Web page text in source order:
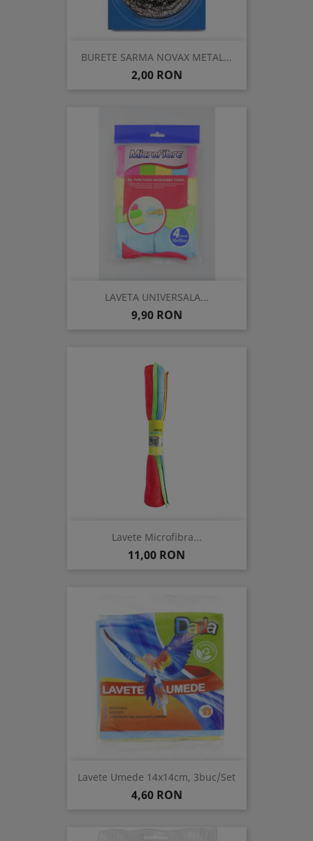
BURETE SARMA NOVAX METAL...
Pret
2,00 RON
LAVETA UNIVERSALA...
Pret
9,90 RON
Lavete Microfibra...
Pret
11,00 RON
Lavete Umede 14x14cm, 3buc/set
Pret
4,60 RON